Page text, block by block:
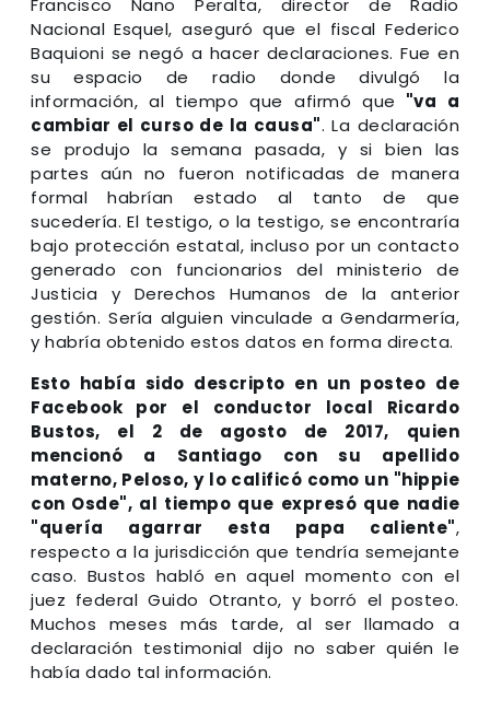
Francisco Nano Peralta, director de Radio
Nacional Esquel, aseguró que el fiscal Federico
Baquioni se negó a hacer declaraciones. Fue en
su espacio de radio donde divulgó la
información, al tiempo que afirmó que "va a
cambiar el curso de la causa". La declaración
se produjo la semana pasada, y si bien las
partes aún no fueron notificadas de manera
formal habrían estado al tanto de que
sucedería. El testigo, o la testigo, se encontraría
bajo protección estatal, incluso por un contacto
generado con funcionarios del ministerio de
Justicia y Derechos Humanos de la anterior
gestión. Sería alguien vinculade a Gendarmería,
y habría obtenido estos datos en forma directa.
Esto había sido descripto en un posteo de
Facebook por el conductor local Ricardo
Bustos, el 2 de agosto de 2017, quien
mencionó a Santiago con su apellido
materno, Peloso, y lo calificó como un "hippie
con Osde", al tiempo que expresó que nadie
"quería agarrar esta papa caliente",
respecto a la jurisdicción que tendría semejante
caso. Bustos habló en aquel momento con el
juez federal Guido Otranto, y borró el posteo.
Muchos meses más tarde, al ser llamado a
declaración testimonial dijo no saber quién le
había dado tal información.